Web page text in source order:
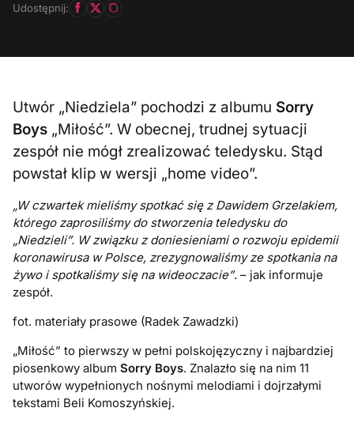
Udostępnij:
Utwór „Niedziela” pochodzi z albumu Sorry
Boys „Miłość”. W obecnej, trudnej sytuacji
zespół nie mógł zrealizować teledysku. Stąd
powstał klip w wersji „home video”.
„W czwartek mieliśmy spotkać się z Dawidem Grzelakiem,
którego zaprosiliśmy do stworzenia teledysku do
„Niedzieli”. W związku z doniesieniami o rozwoju epidemii
koronawirusa w Polsce, zrezygnowaliśmy ze spotkania na
żywo i spotkaliśmy się na wideoczacie”. – jak informuje
zespół.
fot. materiały prasowe (Radek Zawadzki)
„Miłość” to pierwszy w pełni polskojęzyczny i najbardziej
piosenkowy albumSorry Boys. Znalazło się na nim 11
utworów wypełnionych nośnymi melodiami i dojrzałymi
tekstami Beli Komoszyńskiej.